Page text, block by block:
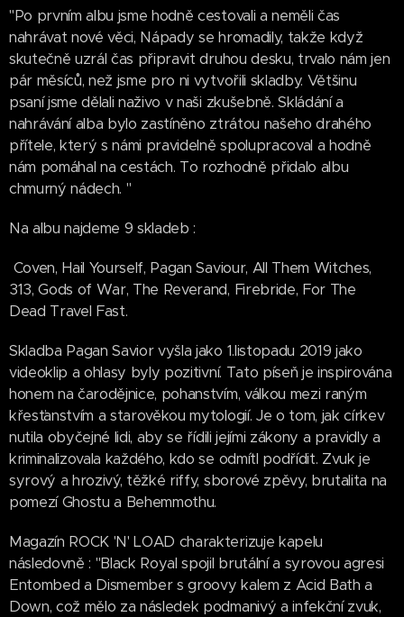
"Po prvním albu jsme hodně cestovali a neměli čas
nahrávat nové věci, Nápady se hromadily, takže když
skutečně uzrál čas připravit druhou desku, trvalo nám jen
pár měsíců, než jsme pro ni vytvořili skladby. Většinu
psaní jsme dělali naživo v naši zkušebně. Skládání a
nahrávání alba bylo zastíněno ztrátou našeho drahého
přítele, který s námi pravidelně spolupracoval a hodně
nám pomáhal na cestách. To rozhodně přidalo albu
chmurný nádech. "
Na albu najdeme 9 skladeb :
Coven, Hail Yourself, Pagan Saviour, All Them Witches,
313, Gods of War, The Reverand, Firebride, For The
Dead Travel Fast.
Skladba Pagan Savior vyšla jako 1.listopadu 2019 jako
videoklip a ohlasy byly pozitivní. Tato píseň je inspirována
honem na čarodějnice, pohanstvím, válkou mezi raným
křesťanstvím a starověkou mytologií. Je o tom, jak církev
nutila obyčejné lidi, aby se řídili jejími zákony a pravidly a
kriminalizovala každého, kdo se odmítl podřídit. Zvuk je
syrový a hrozivý, těžké riffy, sborové zpěvy, brutalita na
pomezí Ghostu a Behemmothu.
Magazín ROCK 'N' LOAD charakterizuje kapelu
následovně : "Black Royal spojil brutální a syrovou agresi
Entombed a Dismember s groovy kalem z Acid Bath a
Down, což mělo za následek podmanivý a infekční zvuk,